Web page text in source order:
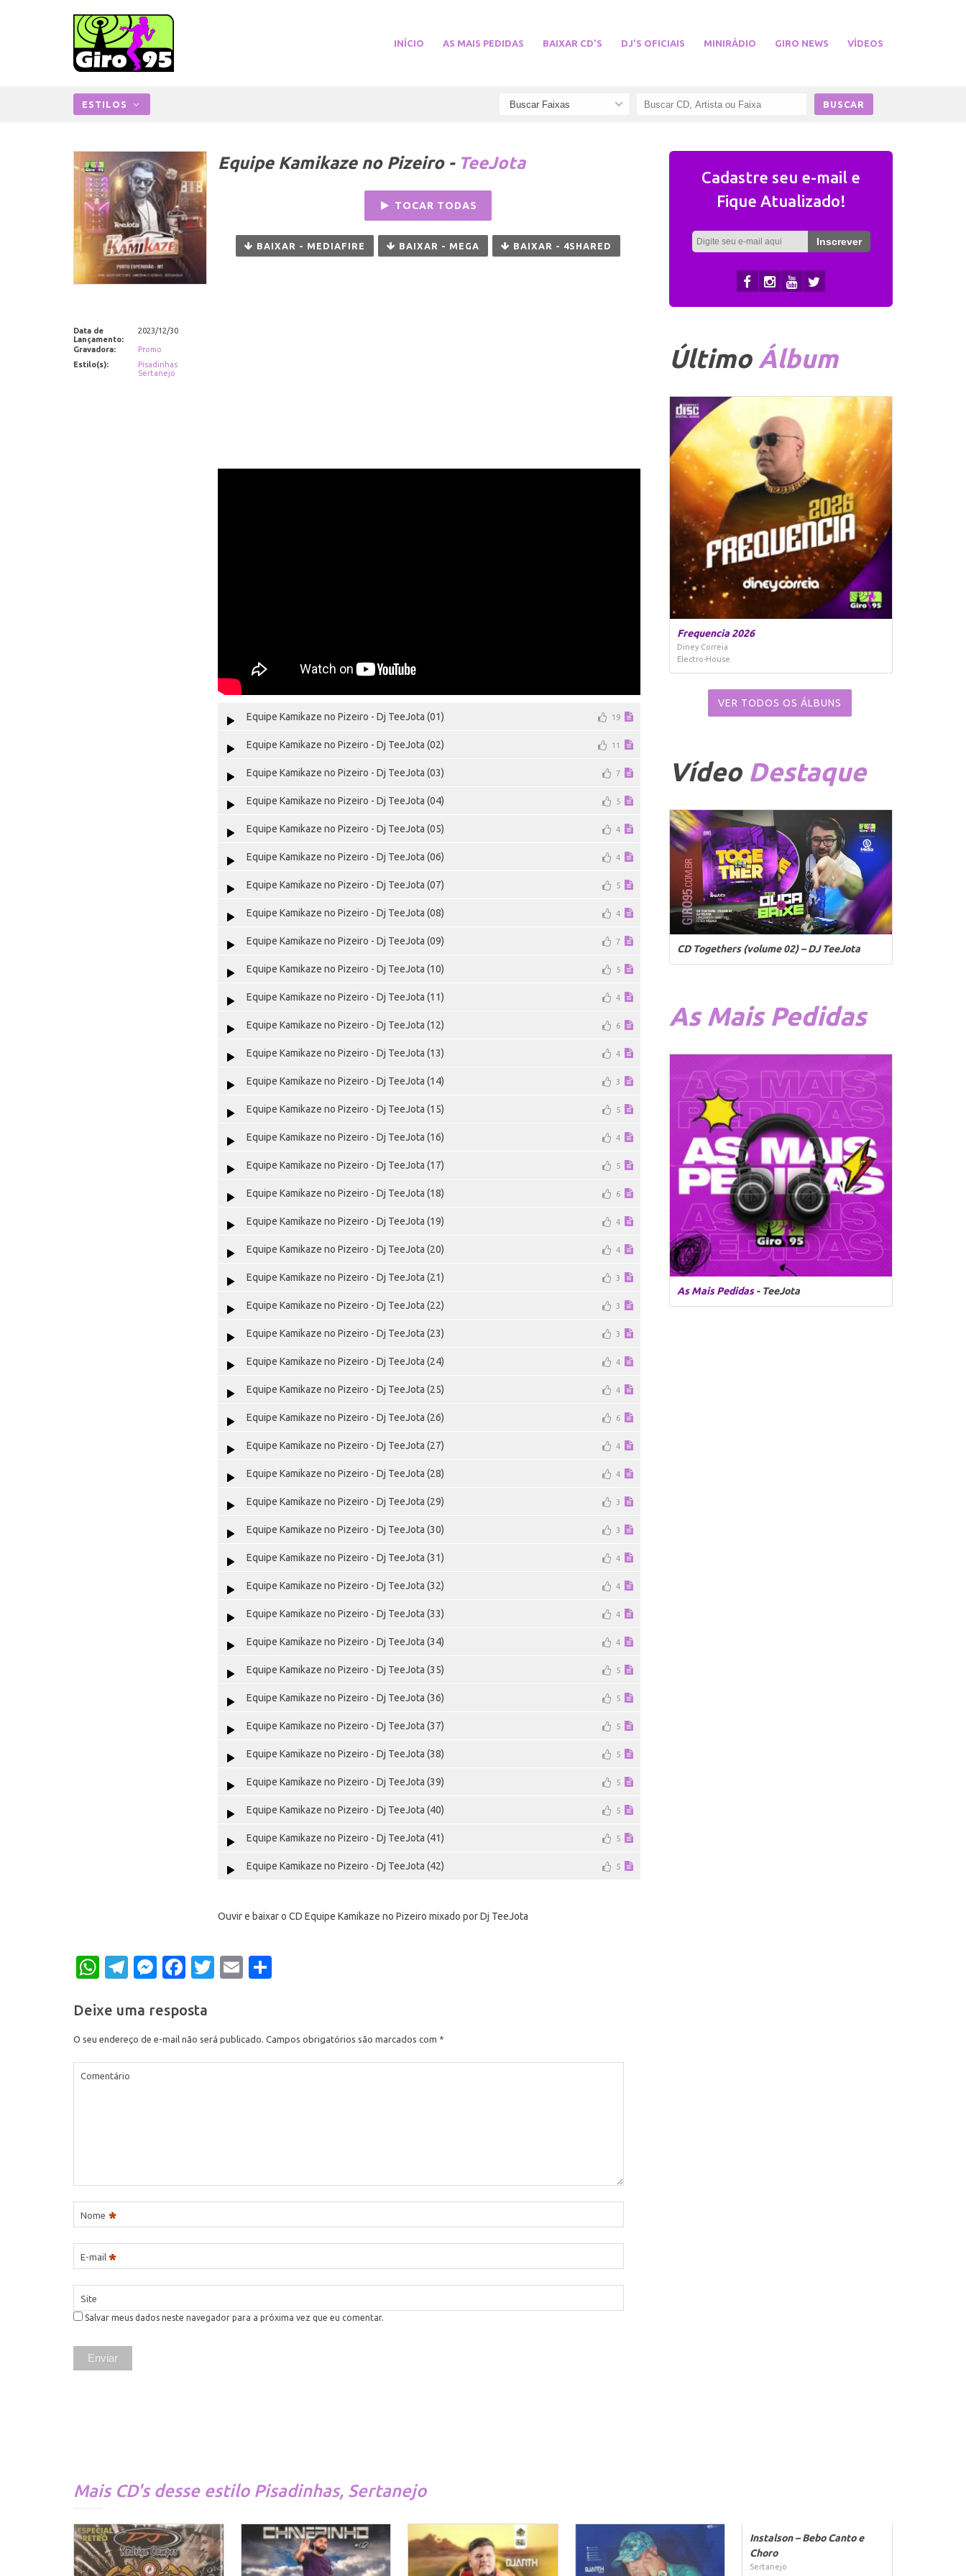
INÍCIO AS MAIS PEDIDAS BAIXAR CD’S DJ’S OFICIAIS MINIRÁDIO GIRO NEWS VÍDEOS
ESTILOS
Data de
Lançamento:
2023/12/30
Gravadora:
Promo
Estilo(s):
Pisadinhas
Sertanejo
Equipe Kamikaze no Pizeiro - TeeJota
TOCAR TODAS
BAIXAR - MEDIAFIRE BAIXAR - MEGA BAIXAR - 4SHARED
Equipe Kamikaze no Pizeiro - Dj TeeJota (01) 19
Equipe Kamikaze no Pizeiro - Dj TeeJota (02) 11
Equipe Kamikaze no Pizeiro - Dj TeeJota (03) 7
Equipe Kamikaze no Pizeiro - Dj TeeJota (04) 5
Equipe Kamikaze no Pizeiro - Dj TeeJota (05) 4
Equipe Kamikaze no Pizeiro - Dj TeeJota (06) 4
Equipe Kamikaze no Pizeiro - Dj TeeJota (07) 5
Equipe Kamikaze no Pizeiro - Dj TeeJota (08) 4
Equipe Kamikaze no Pizeiro - Dj TeeJota (09) 7
Equipe Kamikaze no Pizeiro - Dj TeeJota (10) 5
Equipe Kamikaze no Pizeiro - Dj TeeJota (11) 4
Equipe Kamikaze no Pizeiro - Dj TeeJota (12) 6
Equipe Kamikaze no Pizeiro - Dj TeeJota (13) 4
Equipe Kamikaze no Pizeiro - Dj TeeJota (14) 3
Equipe Kamikaze no Pizeiro - Dj TeeJota (15) 5
Equipe Kamikaze no Pizeiro - Dj TeeJota (16) 4
Equipe Kamikaze no Pizeiro - Dj TeeJota (17) 5
Equipe Kamikaze no Pizeiro - Dj TeeJota (18) 6
Equipe Kamikaze no Pizeiro - Dj TeeJota (19) 4
Equipe Kamikaze no Pizeiro - Dj TeeJota (20) 4
Equipe Kamikaze no Pizeiro - Dj TeeJota (21) 3
Equipe Kamikaze no Pizeiro - Dj TeeJota (22) 3
Equipe Kamikaze no Pizeiro - Dj TeeJota (23) 3
Equipe Kamikaze no Pizeiro - Dj TeeJota (24) 4
Equipe Kamikaze no Pizeiro - Dj TeeJota (25) 4
Equipe Kamikaze no Pizeiro - Dj TeeJota (26) 6
Equipe Kamikaze no Pizeiro - Dj TeeJota (27) 4
Equipe Kamikaze no Pizeiro - Dj TeeJota (28) 4
Equipe Kamikaze no Pizeiro - Dj TeeJota (29) 3
Equipe Kamikaze no Pizeiro - Dj TeeJota (30) 3
Equipe Kamikaze no Pizeiro - Dj TeeJota (31) 4
Equipe Kamikaze no Pizeiro - Dj TeeJota (32) 4
Equipe Kamikaze no Pizeiro - Dj TeeJota (33) 4
Equipe Kamikaze no Pizeiro - Dj TeeJota (34) 4
Equipe Kamikaze no Pizeiro - Dj TeeJota (35) 5
Equipe Kamikaze no Pizeiro - Dj TeeJota (36) 5
Equipe Kamikaze no Pizeiro - Dj TeeJota (37) 5
Equipe Kamikaze no Pizeiro - Dj TeeJota (38) 5
Equipe Kamikaze no Pizeiro - Dj TeeJota (39) 5
Equipe Kamikaze no Pizeiro - Dj TeeJota (40) 5
Equipe Kamikaze no Pizeiro - Dj TeeJota (41) 5
Equipe Kamikaze no Pizeiro - Dj TeeJota (42) 5
Ouvir e baixar o CD Equipe Kamikaze no Pizeiro mixado por Dj TeeJota
WhatsApp
Telegram
Messenger
Facebook
Twitter
Email
Deixe uma resposta
O seu endereço de e-mail não será publicado. Campos obrigatórios são marcados com *
Comentário
Nome *
E-mail *
Site
Salvar meus dados neste navegador para a próxima vez que eu comentar.
Cadastre seu e-mail e
Fique Atualizado!
Último Álbum
Frequencia 2026
Diney Correia
Electro-House
VER TODOS OS ÁLBUNS
Vídeo Destaque
CD Togethers (volume 02) – DJ TeeJota
AsMais Pedidas
As Mais Pedidas - TeeJota
Mais CD's desse estilo Pisadinhas, Sertanejo
Instalson – Bebo Canto e
Choro
Sertanejo